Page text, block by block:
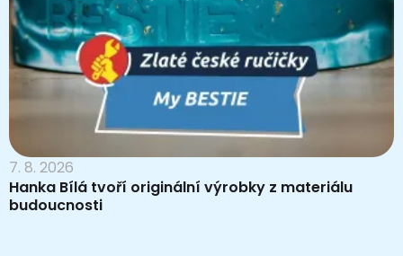
7. 8. 2026
Hanka Bílá tvoří originální výrobky z materiálu
budoucnosti